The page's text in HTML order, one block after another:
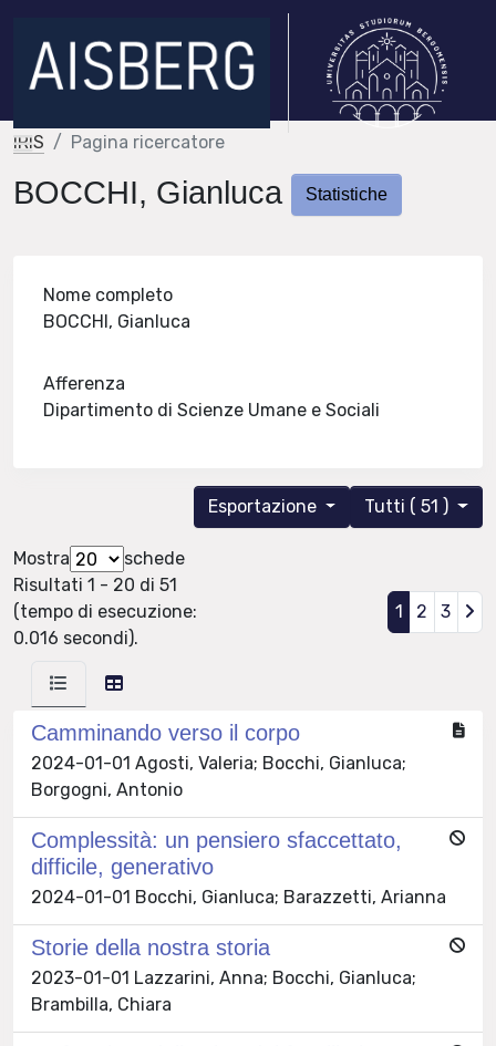
IRIS Pagina ricercatore
BOCCHI, Gianluca Statistiche
Nome completo
BOCCHI, Gianluca
Afferenza
Dipartimento di Scienze Umane e Sociali
Tutti ( 51 )
Esportazione
Mostra
schede
Risultati 1 - 20 di 51
(tempo di esecuzione:
0.016 secondi).
1 2 3
Camminando verso il corpo
2024-01-01 Agosti, Valeria; Bocchi, Gianluca;
Borgogni, Antonio
Complessità: un pensiero sfaccettato,
difficile, generativo
2024-01-01 Bocchi, Gianluca; Barazzetti, Arianna
Storie della nostra storia
2023-01-01 Lazzarini, Anna; Bocchi, Gianluca;
Brambilla, Chiara